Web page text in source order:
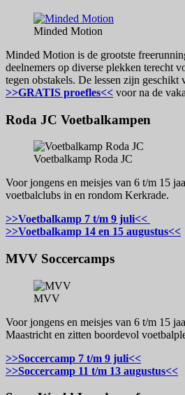
Minded Motion
Minded Motion is de grootste
deelnemers op diverse plekken terecht
tegen obstakels. De lessen zijn
>>GRATIS proefles<< voor na de
Roda JC Voetbalkampen
Voetbalkamp Roda JC
Voor jongens en meisjes van 6 t/m 15
voetbalclubs in en rondom Kerkrade.
>>Voetbalkamp 7 t/m 9 juli<<
>>Voetbalkamp 14 en 15 augustus<<
MVV Soccercamps
MVV
Voor jongens en meisjes van 6 t/m 15
Maastricht en zitten boordevol
>>Soccercamp 7 t/m 9 juli<<
>>Soccercamp 11 t/m 13 augustus<<